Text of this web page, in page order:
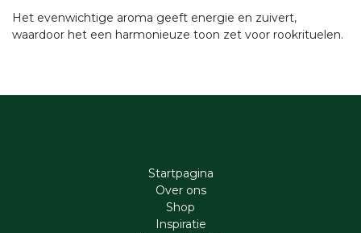
Het evenwichtige aroma geeft energie en zuivert,
waardoor het een harmonieuze toon zet voor rookrituelen.
Startpagina
Ove​r​ ons
Shop
Inspiratie